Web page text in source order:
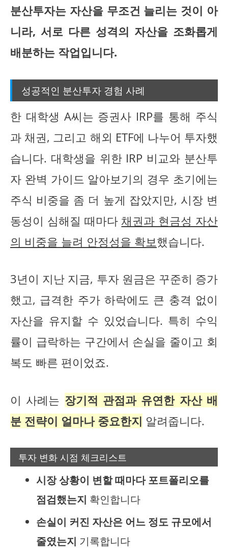
분산투자는 자산을 무조건 늘리는 것이 아
니라, 서로 다른 성격의 자산을 조화롭게
배분하는 작업입니다.
성공적인 분산투자 경험 사례
한 대학생 A씨는 증권사 IRP를 통해 주식
과 채권, 그리고 해외 ETF에 나누어 투자했
습니다. 대학생을 위한 IRP 비교와 분산투
자 완벽 가이드 알아보기의 경우 초기에는
주식 비중을 좀 더 높게 잡았지만, 시장 변
동성이 심해질 때마다 채권과 현금성 자산
의 비중을 늘려 안정성을 확보했습니다.
3년이 지난 지금, 투자 원금은 꾸준히 증가
했고, 급격한 주가 하락에도 큰 충격 없이
자산을 유지할 수 있었습니다. 특히 수익
률이 급락하는 구간에서 손실을 줄이고 회
복도 빠른 편이었죠.
이 사례는 장기적 관점과 유연한 자산 배
분 전략이 얼마나 중요한지 알려줍니다.
투자 변화 시점 체크리스트
시장 상황이 변할 때마다 포트폴리오를
점검했는지 확인합니다
손실이 커진 자산은 어느 정도 규모에서
줄였는지 기록합니다